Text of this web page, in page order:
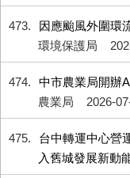
473
因應颱風外圍環
環境保護局
474
中市農業局開辦
農業局
2026-
475
台中轉運中心營
入舊城發展新動